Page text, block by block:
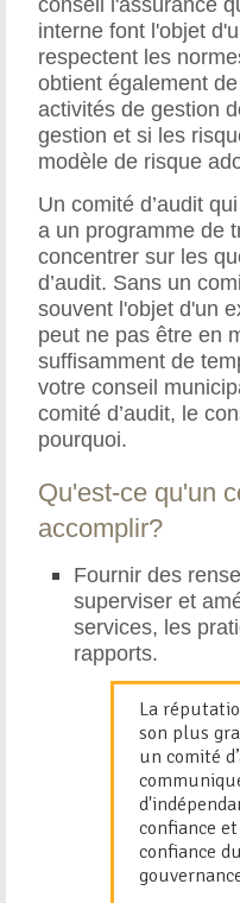
interne font l'objet
respectent les
obtient également
activités de gestion
gestion et si les
modèle de risque
Un comité d’audit
a un programme de
concentrer sur les
d’audit. Sans un
souvent l'objet d'un
peut ne pas être en
suffisamment de
votre conseil
comité d’audit, le
pourquoi.
Qu'est-ce qu'un
accomplir?
Fournir des
superviser et
services, les
rapports.
La
son plus
un comité
confiance
confiance